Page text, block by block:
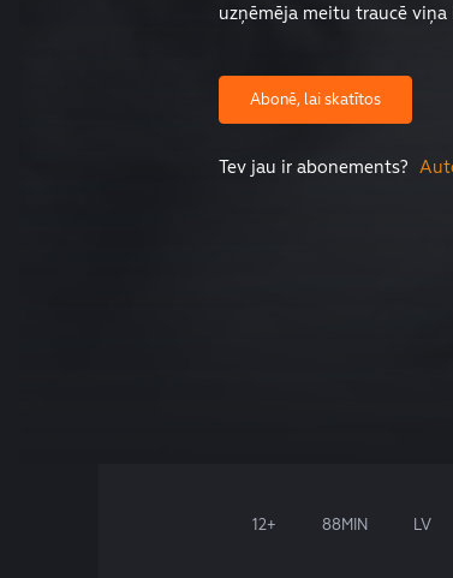
uzņēmēja meitu traucē viņa
Abonē, lai skatītos
Tev jau ir abonements?
12+ 88MIN LV